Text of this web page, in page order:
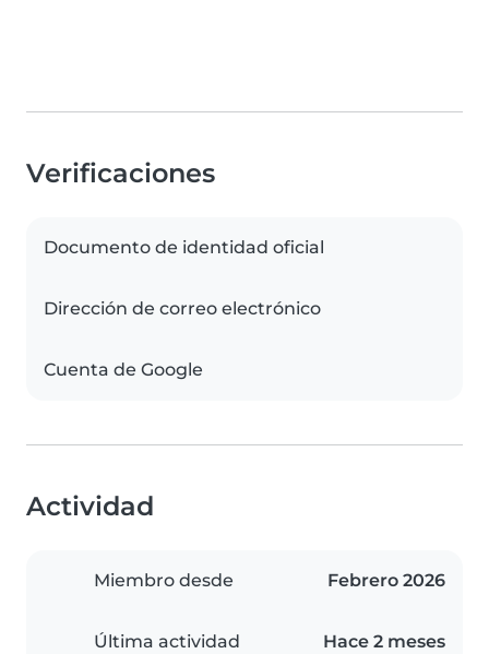
Verificaciones
Documento de identidad oficial
Dirección de correo electrónico
Cuenta de Google
Actividad
Miembro desde Febrero 2026
Última actividad Hace 2 meses